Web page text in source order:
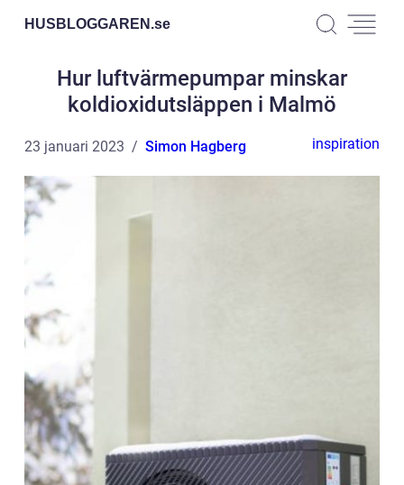
HUSBLOGGAREN.se
Hur luftvärmepumpar minskar
koldioxidutsläppen i Malmö
23 januari 2023 Simon Hagberg inspiration